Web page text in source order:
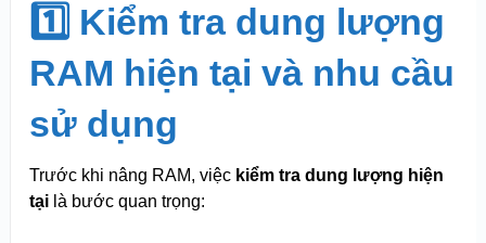
1️⃣ Kiểm tra dung lượng
RAM hiện tại và nhu cầu
sử dụng
Trước khi nâng RAM, việc kiểm tra dung lượng hiện
tạilà bước quan trọng: